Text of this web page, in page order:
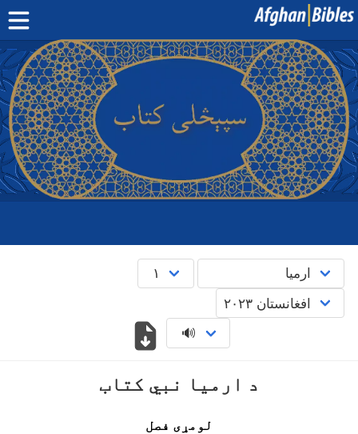
صفحه اصلی
کتاب مقدس دری کتاب مقدس پشتو
بیشتر: بلوچی · هزارگی · ترکمنی
اپلیکیشن‌های موبایل
د ارمیا نبي کتاب
لومړی فصل